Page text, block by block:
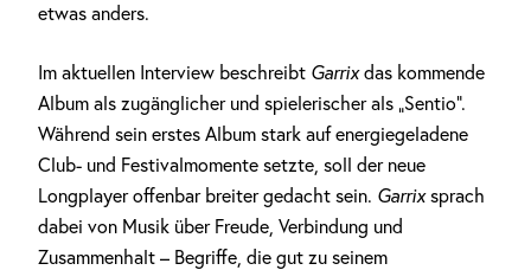
etwas anders.
Im aktuellen Interview beschreibt Garrixdas kommende
Album als zugänglicher und spielerischer als „Sentio“.
Während sein erstes Album stark auf energiegeladene
Club- und Festivalmomente setzte, soll der neue
Longplayer offenbar breiter gedacht sein. Garrixsprach
dabei von Musik über Freude, Verbindung und
Zusammenhalt – Begriffe, die gut zu seinem